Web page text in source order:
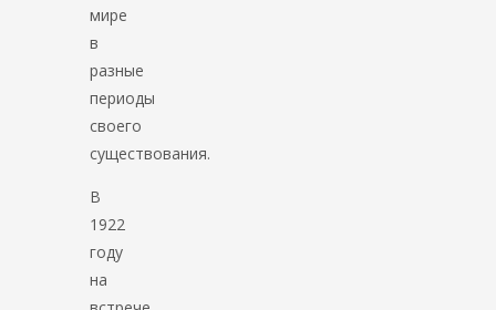
мире
в
разные
периоды
своего
существования.
В
1922
году
на